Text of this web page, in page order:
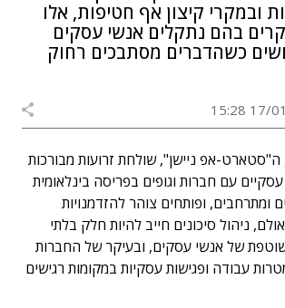
ובמקרי קיצון אף חטיפות, אלו
בהם נתקלים אנשי עסקים
כשהדברים מסתבכים רחוק
17/01/
אפ ניישן", שולחת זרועות מבורכות
עם חברות וגופים בפריסה בינלאומית
ומתרחבים, ופותחים צוהר להזדמנויות
ניהול סיכונים חייב להיות חלק בלתי
של אנשי עסקים, ובעיקר של החברות
עבודה ופגישות עסקיות במקומות רגישים